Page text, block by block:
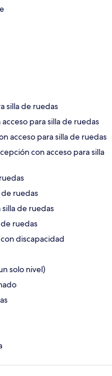
silla de ruedas
para silla de ruedas
acceso para silla de ruedas
con acceso para silla
de ruedas
de ruedas
ruedas
discapacidad
solo nivel)